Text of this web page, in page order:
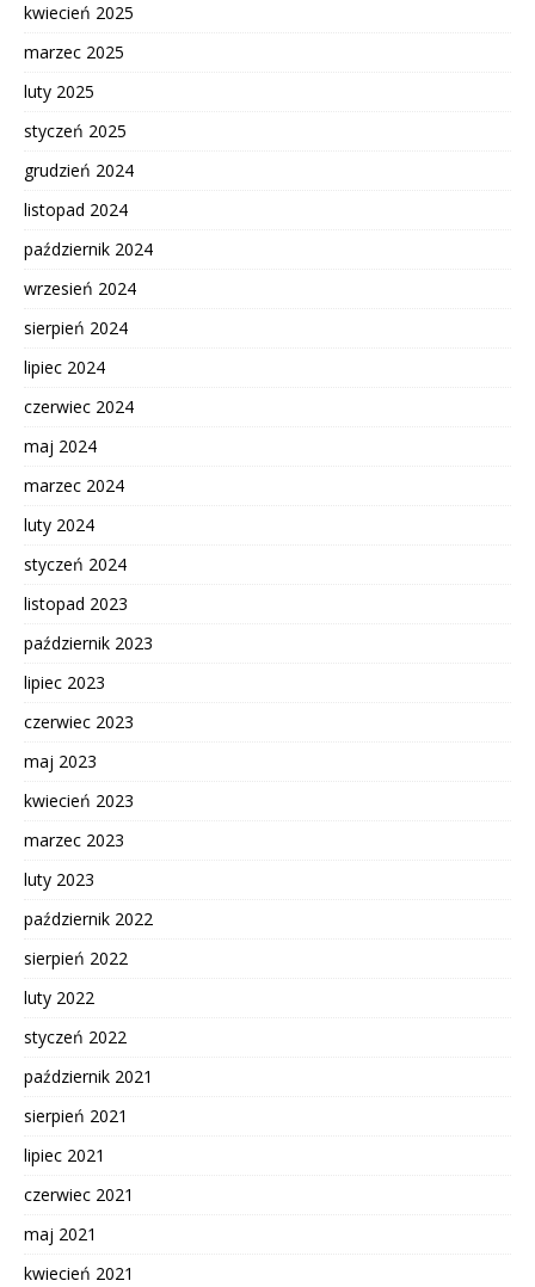
kwiecień 2025
marzec 2025
luty 2025
styczeń 2025
grudzień 2024
listopad 2024
październik 2024
wrzesień 2024
sierpień 2024
lipiec 2024
czerwiec 2024
maj 2024
marzec 2024
luty 2024
styczeń 2024
listopad 2023
październik 2023
lipiec 2023
czerwiec 2023
maj 2023
kwiecień 2023
marzec 2023
luty 2023
październik 2022
sierpień 2022
luty 2022
styczeń 2022
październik 2021
sierpień 2021
lipiec 2021
czerwiec 2021
maj 2021
kwiecień 2021